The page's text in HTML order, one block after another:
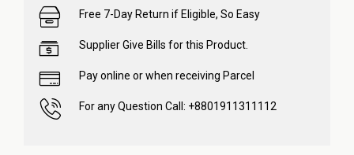
Free 7-Day Return if Eligible, So Easy
Supplier Give Bills for this Product.
Pay online or when receiving Parcel
For any Question Call: +8801911311112